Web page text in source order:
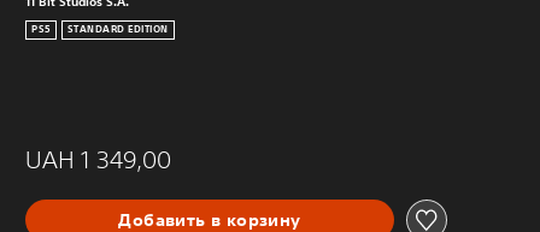
PS5 STANDARD EDITION
UAH 1 349,00
Добавить в корзину